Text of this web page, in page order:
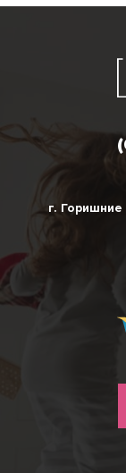
г.
нижнього